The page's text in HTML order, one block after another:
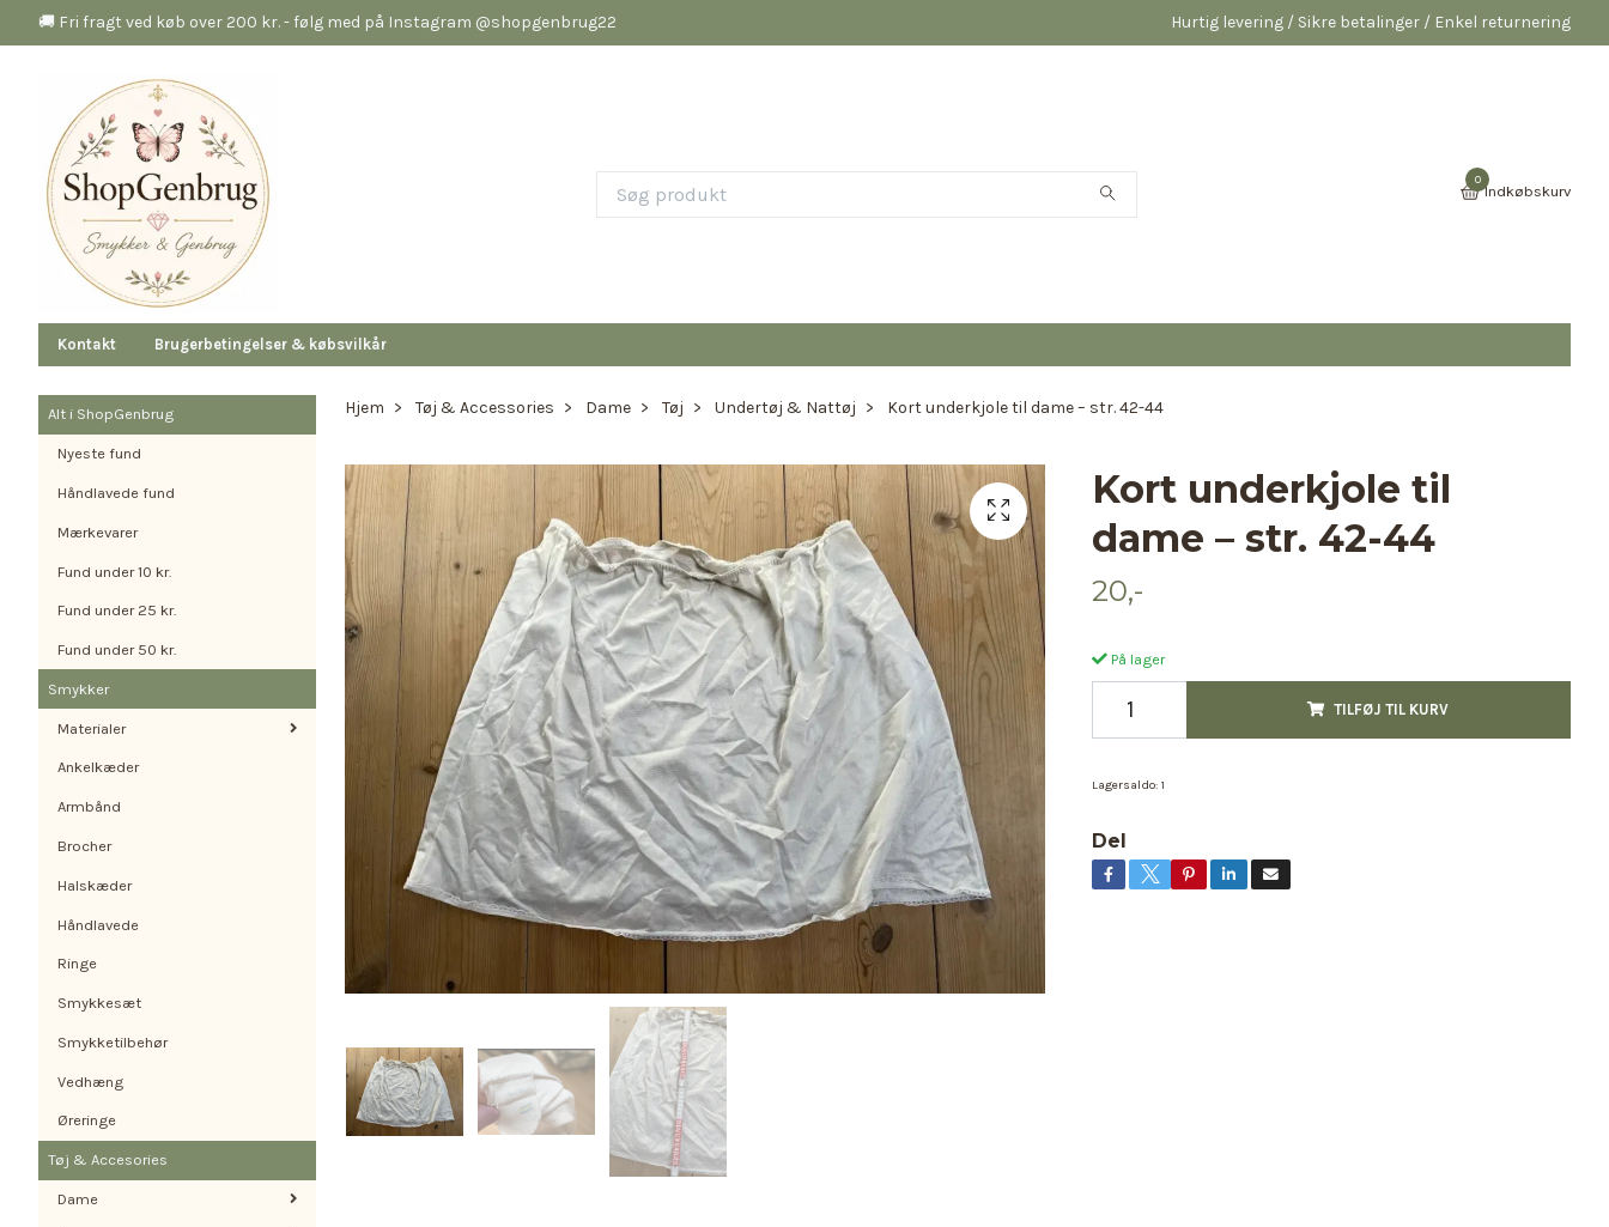
🚚 Fri fragt ved køb over 200 kr. - følg med på Instagram @shopgenbrug22 Hurtig levering / Sikre betalinger / Enkel returnering
0
Indkøbskurv
Kontakt Brugerbetingelser & købsvilkår
Alt i ShopGenbrug
Nyeste fund
Håndlavede fund
Mærkevarer
Fund under 10 kr.
Fund under 25 kr.
Fund under 50 kr.
Smykker
Materialer
Ankelkæder
Armbånd
Brocher
Halskæder
Håndlavede
Ringe
Smykkesæt
Smykketilbehør
Vedhæng
Øreringe
Tøj & Accesories
Dame
Hjem Tøj & Accessories Dame Tøj Undertøj & Nattøj Kort underkjole til dame – str. 42-44
Kort underkjole til
dame – str. 42-44
20,-
På lager
TILFØJ TIL KURV
Lagersaldo: 1
Del